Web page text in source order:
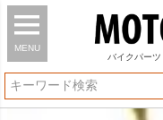
MENU
バイク パーツ